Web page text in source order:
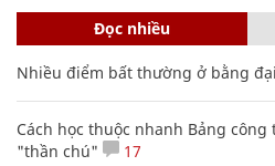
Đọc nhiều
Nhiều điểm bất thường ở bằng
Cách học thuộc nhanh Bảng
"thần chú"
17